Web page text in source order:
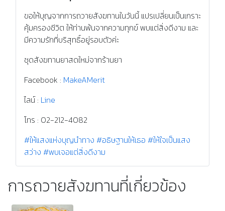
ขอให้บุญจากการถวายสังฆทานในวันนี้ แปรเปลี่ยนเป็นเกราะ
คุ้มครองชีวิต ให้ท่านพ้นจากความทุกข์ พบแต่สิ่งดีงาม และ
มีความรักที่บริสุทธิ์อยู่รอบตัวค่ะ
ชุดสังฆทานยาสดใหม่จากร้านยา
Facebook : MakeAMerit
ไลน์ : Line
โทร : 02-212-4082
#ให้แสงแห่งบุญนำทาง #อธิษฐานให้เธอ #ให้ใจเป็นแสง
สว่าง #พบเจอแต่สิ่งดีงาม
การถวายสังฆทานที่เกี่ยวข้อง